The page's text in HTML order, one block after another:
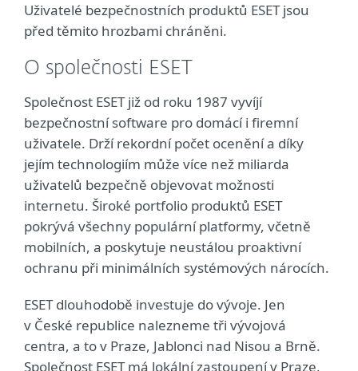
Uživatelé bezpečnostních produktů ESET jsou
před těmito hrozbami chráněni.
O společnosti ESET
Společnost ESET již od roku 1987 vyvíjí
bezpečnostní software pro domácí i firemní
uživatele. Drží rekordní počet ocenění a díky
jejím technologiím může více než miliarda
uživatelů bezpečně objevovat možnosti
internetu. Široké portfolio produktů ESET
pokrývá všechny populární platformy, včetně
mobilních, a poskytuje neustálou proaktivní
ochranu při minimálních systémových nárocích.
ESET dlouhodobě investuje do vývoje. Jen
v České republice nalezneme tři vývojová
centra, a to v Praze, Jablonci nad Nisou a Brně.
Společnost ESET má lokální zastoupení v Praze,